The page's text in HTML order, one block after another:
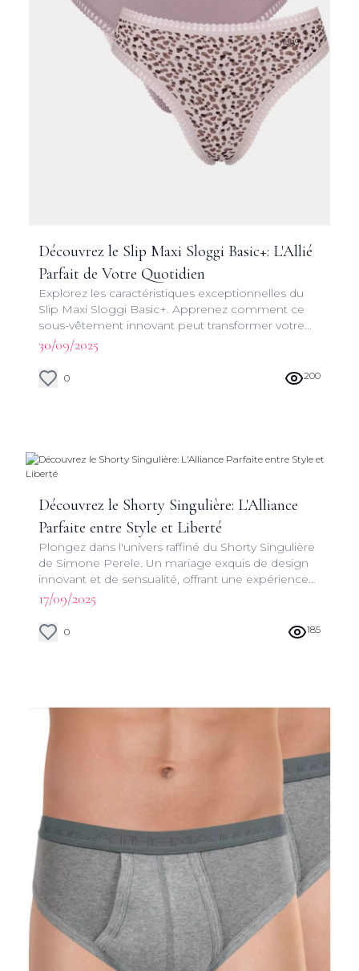
Découvrez le Slip Maxi Sloggi Basic+: L'Allié
Parfait de Votre Quotidien
Explorez les caractéristiques exceptionnelles du
Slip Maxi Sloggi Basic+. Apprenez comment ce
sous-vêtement innovant peut transformer votre
expérience vestimentaire au quotidien.
30/09/2025
0 200
Découvrez le Shorty Singulière: L'Alliance
Parfaite entre Style et Liberté
Plongez dans l'univers raffiné du Shorty Singulière
de Simone Perele. Un mariage exquis de design
innovant et de sensualité, offrant une expérience
unique pour chaque femme.
17/09/2025
0 185